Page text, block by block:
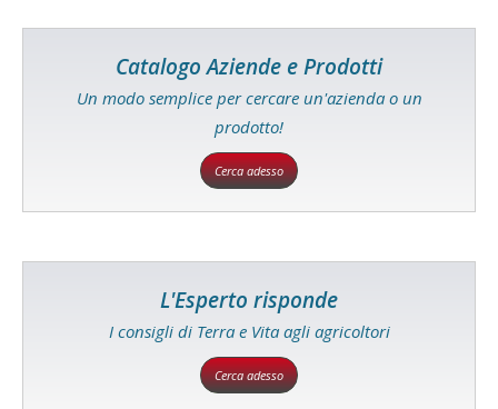
Catalogo Aziende e Prodotti
Un modo semplice per cercare un'azienda o un
prodotto!
Cerca adesso
L'Esperto risponde
I consigli di Terra e Vita agli agricoltori
Cerca adesso